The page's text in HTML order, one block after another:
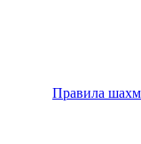
Правила